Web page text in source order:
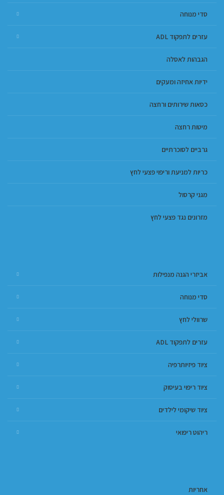
סדי מנוחה
עזרים לתפקוד ADL
הגבהות לאסלה
ידיות אחיזה ומעקים
כסאות שירותים ורחצה
מיטות רחצה
גרביים לסוכרתיים
כריות למניעת וריפוי פצעי לחץ
מגני קרסול
מזרונים נגד פצעי לחץ
אביזרי הגנה מנפילות
סדי מנוחה
שרוולי לחץ
עזרים לתפקוד ADL
ציוד פיזיותרפיה
ציוד ריפוי בעיסוק
ציוד שיקומי לילדים
ריהוט ריפואי
אחריות